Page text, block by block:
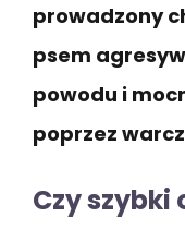
prowadzony
psem
powodu i
poprzez
Czy